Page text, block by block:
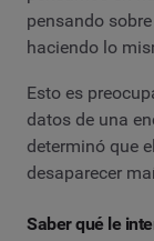
pensando
haciendo lo
Esto es
datos de una
determinó que
desaparecer
Saber qué le